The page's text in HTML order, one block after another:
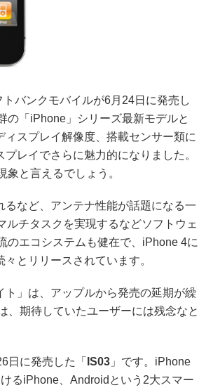
バンクモバイルが6月24日に発売し
の「iPhone」シリーズ最新モデルと
スプレイ解像度、搭載センサー類に
レイでさらに魅力的になりました。
と言えるでしょう。
など、アンテナ性能が話題になる一
チタスクを実現するなどソフトウェ
のエコシステムも健在で、iPhone 4に
とリリースされています。
」は、アップルから発売の延期が繰
、期待していたユーザーには残念なと
日に発売した「 IS03 」です。iPhone
るiPhone、Androidという2大スマー